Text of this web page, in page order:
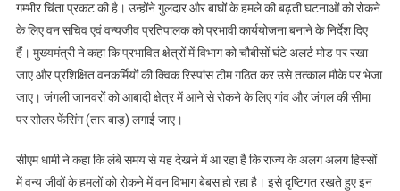
गम्भीर चिंता प्रकट की है। उन्होंने गुलदार और बाघों के हमले की बढ़ती घटनाओं को रोकने
के लिए वन सचिव एवं वन्यजीव प्रतिपालक को प्रभावी कार्ययोजना बनाने के निर्देश दिए
हैं। मुख्यमंत्री ने कहा कि प्रभावित क्षेत्रों में विभाग को चौबीसों घंटे अलर्ट मोड पर रखा
जाए और प्रशिक्षित वनकर्मियों की क्विक रिस्पांस टीम गठित कर उसे तत्काल मौके पर भेजा
जाए। जंगली जानवरों को आबादी क्षेत्र में आने से रोकने के लिए गांव और जंगल की सीमा
पर सोलर फेंसिंग (तार बाड़) लगाई जाए।
सीएम धामी ने कहा कि लंबे समय से यह देखने में आ रहा है कि राज्य के अलग अलग हिस्सों
में वन्य जीवों के हमलों को रोकने में वन विभाग बेबस हो रहा है। इसे दृष्टिगत रखते हुए इन